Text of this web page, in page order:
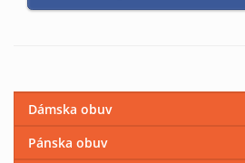
Dámska obuv
Pánska obuv